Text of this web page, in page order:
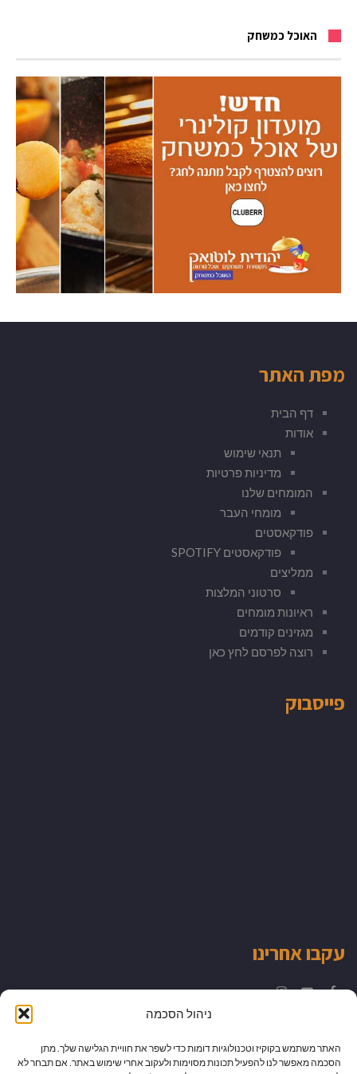
ניהול הסכמה
האתר משתמש בקוקיז וטכנולוגיות דומות כדי לשפר את חוויית הגלישה שלך. מתן
הסכמה מאפשר לנו להפעיל תכונות מסוימות ולעקוב אחרי שימוש באתר. אם תבחר לא
האוכל כמשחק
מפת האתר
דף הבית
אודות
תנאי שימוש
מדיניות פרטיות
המומחים שלנו
מומחי העבר
פודקאסטים
פודקאסטים SPOTIFY
ממליצים
סרטוני המלצות
ראיונות מומחים
מגזינים קודמים
רוצה לפרסם לחץ כאן
פייסבוק
עקבו אחרינו